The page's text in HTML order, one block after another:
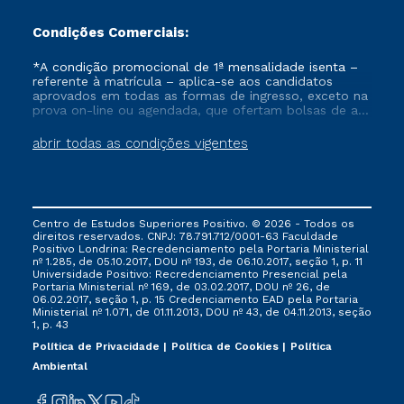
Condições Comerciais:
abrir todas as condições vigentes
*A condição promocional de 1ª mensalidade isenta –
referente à matrícula – aplica-se aos candidatos
aprovados em todas as formas de ingresso, exceto na
prova on-line ou agendada, que ofertam bolsas de até
vigente, que ainda não tenham efetivado e/ou não
tenham cancelado ou trancado sua matrícula em uma
via FIES, Prouni e outros programas governamentais, e
não se acumula com nenhuma outra campanha
ofertada pela Instituição.
Centro de Estudos Superiores Positivo. © 2026 - Todos os
direitos reservados. CNPJ: 78.791.712/0001-63 Faculdade
Positivo Londrina: Recredenciamento pela Portaria Ministerial
nº 1.285, de 05.10.2017, DOU nº 193, de 06.10.2017, seção 1, p. 11
Universidade Positivo: Recredenciamento Presencial ​pela
Portaria Ministerial nº 169, de 03.02.2017, DOU nº 26, de
06.02.2017, seção 1, p. 15 Credenciamento EAD pela Portaria
Ministerial nº 1.071, de 01.11.2013, DOU nº 43, de 04.11.2013, seção
1, p. 43
Política de Privacidade
Política de Cookies
Política
Ambiental